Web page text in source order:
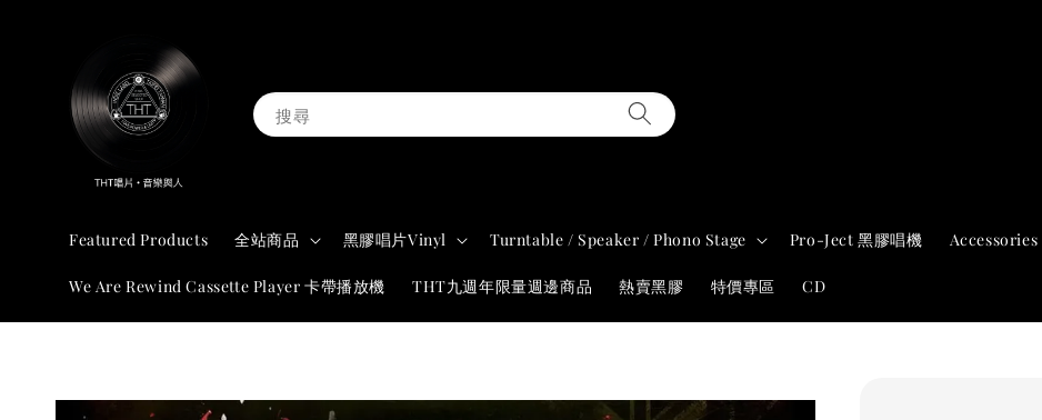
搜尋
Featured Products 全站商品 黑膠唱片Vinyl Turntable / Speaker / Phono Stage Pro-Ject 黑膠唱機 Accessories
We Are Rewind Cassette Player 卡帶播放機 THT九週年限量週邊商品 熱賣黑膠 特價專區 CD